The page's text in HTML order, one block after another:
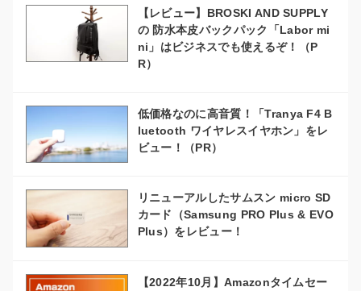
【レビュー】BROSKI AND SUPPLY
の 防水本皮バックパック「Labor mi
ni」はビジネスでも使えるぞ！（P
R）
低価格なのに高音質！「Tranya F4 B
luetooth ワイヤレスイヤホン」をレ
ビュー！（PR）
リニューアルしたサムスン micro SD
カード（Samsung PRO Plus & EVO
Plus）をレビュー！
【2022年10月】Amazonタイムセー